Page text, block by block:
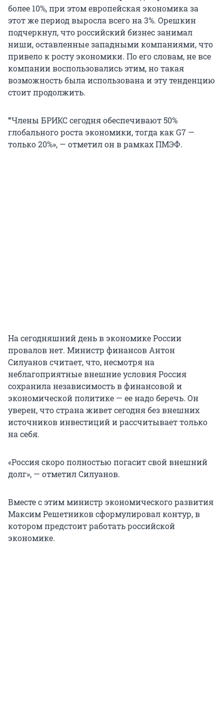
более 10%, при этом европейская экономика за
этот же период выросла всего на 3%. Орешкин
подчеркнул, что российский бизнес занимал
ниши, оставленные западными компаниями, что
привело к росту экономики. По его словам, не все
компании воспользовались этим, но такая
возможность была использована и эту тенденцию
стоит продолжить.
“Члены БРИКС сегодня обеспечивают 50%
глобального роста экономики, тогда как G7 —
только 20%», — отметил он в рамках ПМЭФ.
На сегодняшний день в экономике России
провалов нет. Министр финансов Антон
Силуанов считает, что, несмотря на
неблагоприятные внешние условия Россия
сохранила независимость в финансовой и
экономической политике — ее надо беречь. Он
уверен, что страна живет сегодня без внешних
источников инвестиций и рассчитывает только
на себя.
«Россия скоро полностью погасит свой внешний
долг», — отметил Силуанов.
Вместе с этим министр экономического развития
Максим Решетников сформулировал контур, в
котором предстоит работать российской
экономике.